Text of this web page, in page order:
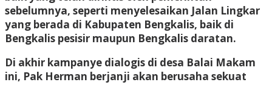
sebelumnya, seperti menyelesaikan Jalan Lingkar
yang berada di Kabupaten Bengkalis, baik di
Bengkalis pesisir maupun Bengkalis daratan.
Di akhir kampanye dialogis di desa Balai Makam
ini, Pak Herman berjanji akan berusaha sekuat